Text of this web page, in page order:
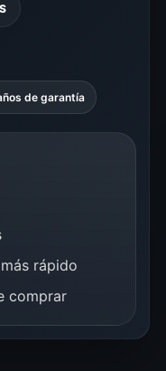
de garantía
rápido
comprar